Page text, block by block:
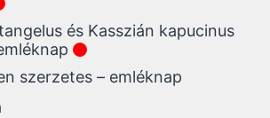
és Kasszián kapucinus
szerzetes – emléknap